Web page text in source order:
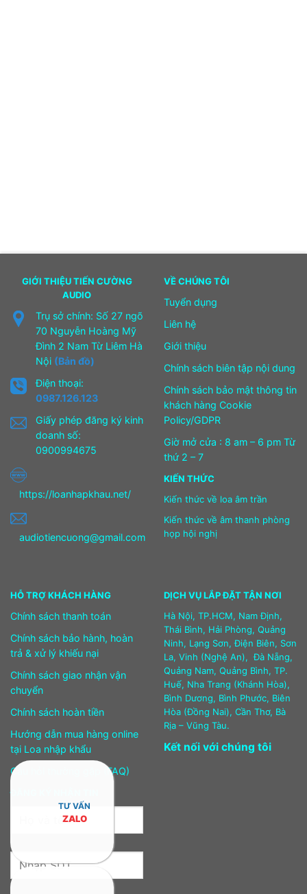
GIỚI THIỆU TIẾN CƯỜNG
AUDIO
Trụ sở chính: Số 27 ngõ
70 Nguyễn Hoàng Mỹ
Đình 2 Nam Từ Liêm Hà
Nội (Bản đồ)
Điện thoại:
0987.126.123
Giấy phép đăng ký kinh
doanh số:
0900994675
https://loanhapkhau.net/
audiotiencuong@gmail.com
VỀ CHÚNG TÔI
Tuyển dụng
Liên hệ
Giới thiệu
Chính sách biên tập nội dung
Chính sách bảo mật thông tin
khách hàng Cookie
Policy/GDPR
Giờ mở cửa : 8 am – 6 pm Từ
thứ 2 – 7
KIẾN THỨC
Kiến thức về loa âm trần
Kiến thức về âm thanh phòng
họp hội nghị
HỖ TRỢ KHÁCH HÀNG
Chính sách thanh toán
Chính sách bảo hành, hoàn
trả & xử lý khiếu nại
Chính sách giao nhận vận
chuyển
Chính sách hoàn tiền
Hướng dẫn mua hàng online
tại Loa nhập khẩu
Câu hỏi thường gặp (FAQ)
DỊCH VỤ LẮP ĐẶT TẬN NƠI
Hà Nội, TP.HCM, Nam Định,
Thái Bình, Hải Phòng, Quảng
Ninh, Lạng Sơn, Điện Biên, Sơn
La, Vinh (Nghệ An), Đà Nẵng,
Quảng Nam, Quảng Bình, TP.
Huế, Nha Trang (Khánh Hòa),
Bình Dương, Bình Phước, Biên
Hòa (Đồng Nai), Cần Thơ, Bà
Rịa – Vũng Tàu.
Kết nối với chúng tôi
TƯ VẤN
ZALO